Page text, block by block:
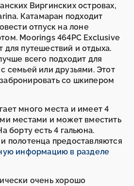
Виргинских островах,
Катамаран подходит
отпуск на лоне
Moorings 464PC Exclusive
для путешествий и отдыха.
всего подходит для
семьей или друзьями. Этот
со шкипером
много места и имеет 4
местами и может вместить
борту есть 4 гальюна.
полотенца предоставляются
информацию в разделе
очень хорошо